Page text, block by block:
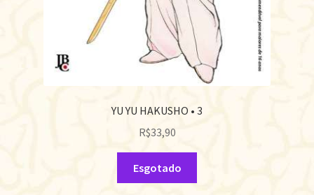
YU YU HAKUSHO • 3
R$33,90
Esgotado